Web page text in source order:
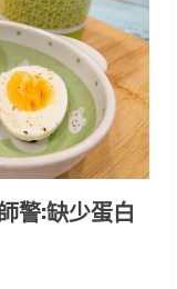
警:缺少蛋白